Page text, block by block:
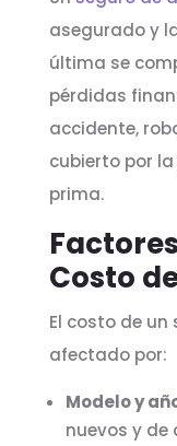
asegurado y
última se
pérdidas
accidente,
cubierto por
prima.
Costo
El costo de
afectado por:
Modelo y
nuevos y